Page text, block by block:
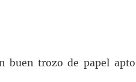
buen trozo de papel